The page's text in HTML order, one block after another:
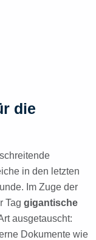
die
in den letzten
Im Zuge der
Tag gigantische
ausgetauscht:
Dokumente wie